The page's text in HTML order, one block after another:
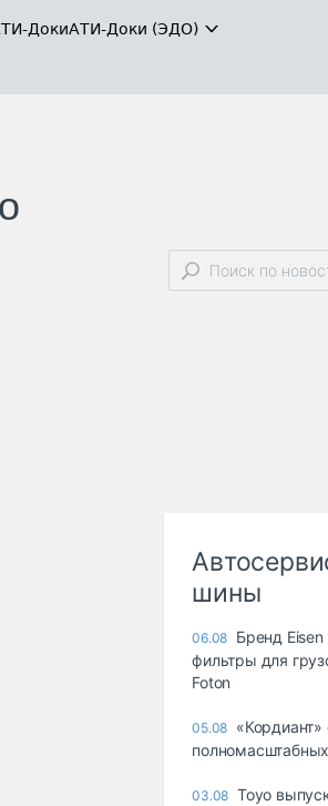
ДокиАТИ-Доки (ЭДО)
шины
06.08 Бренд
фильтры для
Foton
05.08 «Кордиант»
03.08 Toyo